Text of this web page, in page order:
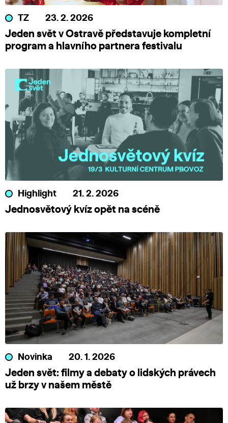
TZ 23. 2. 2026
Jeden svět v Ostravě představuje kompletní
program a hlavního partnera festivalu
Highlight 21. 2. 2026
Jednosvětový kvíz opět na scéně
Novinka 20. 1. 2026
Jeden svět: filmy a debaty o lidských právech
už brzy v našem městě